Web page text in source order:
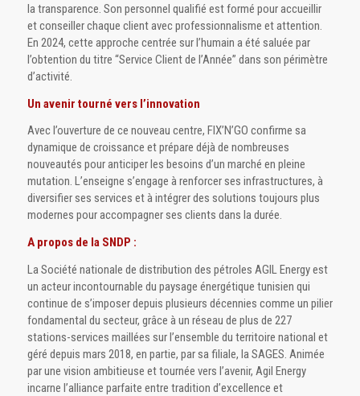
la transparence. Son personnel qualifié est formé pour accueillir
et conseiller chaque client avec professionnalisme et attention.
En 2024, cette approche centrée sur l’humain a été saluée par
l’obtention du titre “Service Client de l’Année” dans son périmètre
d’activité.
Un avenir tourné vers l’innovation
Avec l’ouverture de ce nouveau centre, FIX’N’GO confirme sa
dynamique de croissance et prépare déjà de nombreuses
nouveautés pour anticiper les besoins d’un marché en pleine
mutation. L’enseigne s’engage à renforcer ses infrastructures, à
diversifier ses services et à intégrer des solutions toujours plus
modernes pour accompagner ses clients dans la durée.
A propos de la SNDP :
La Société nationale de distribution des pétroles AGIL Energy est
un acteur incontournable du paysage énergétique tunisien qui
continue de s’imposer depuis plusieurs décennies comme un pilier
fondamental du secteur, grâce à un réseau de plus de 227
stations-services maillées sur l’ensemble du territoire national et
géré depuis mars 2018, en partie, par sa filiale, la SAGES. Animée
par une vision ambitieuse et tournée vers l’avenir, Agil Energy
incarne l’alliance parfaite entre tradition d’excellence et